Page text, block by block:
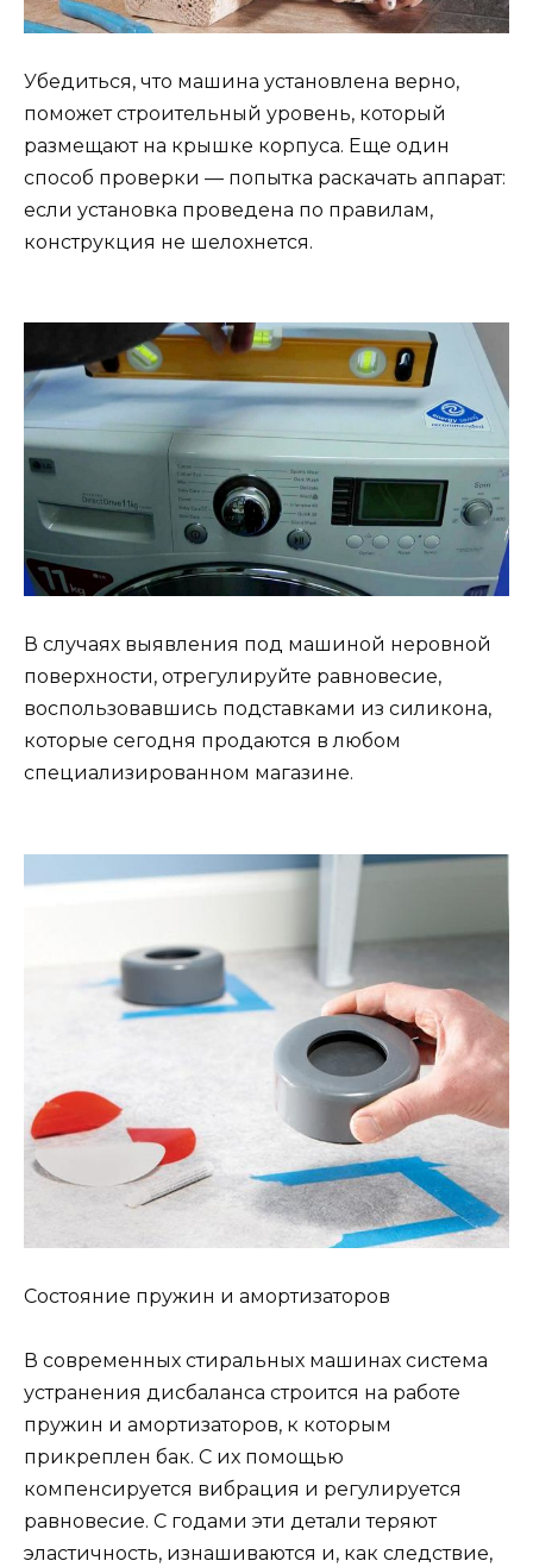
Убедиться, что машина установлена верно,
поможет строительный уровень, который
размещают на крышке корпуса. Еще один
способ проверки — попытка раскачать аппарат:
если установка проведена по правилам,
конструкция не шелохнется.
В случаях выявления под машиной неровной
поверхности, отрегулируйте равновесие,
воспользовавшись подставками из силикона,
которые сегодня продаются в любом
специализированном магазине.
Состояние пружин и амортизаторов
В современных стиральных машинах система
устранения дисбаланса строится на работе
пружин и амортизаторов, к которым
прикреплен бак. С их помощью
компенсируется вибрация и регулируется
равновесие. С годами эти детали теряют
эластичность, изнашиваются и, как следствие,